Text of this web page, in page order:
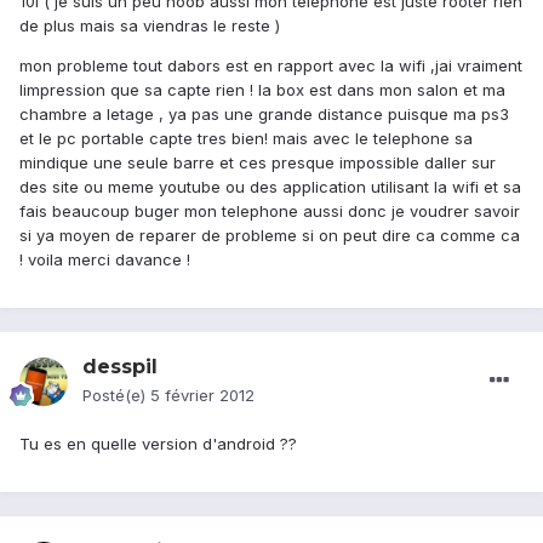
de plus mais sa viendras le reste )
mon probleme tout dabors est en rapport avec la wifi ,jai vraiment
limpression que sa capte rien ! la box est dans mon salon et ma
chambre a letage , ya pas une grande distance puisque ma ps3
et le pc portable capte tres bien! mais avec le telephone sa
mindique une seule barre et ces presque impossible daller sur
des site ou meme youtube ou des application utilisant la wifi et sa
fais beaucoup buger mon telephone aussi donc je voudrer savoir
si ya moyen de reparer de probleme si on peut dire ca comme ca
! voila merci davance !
desspil
Posté(e) 5 février 2012
Tu es en quelle version d'android ??